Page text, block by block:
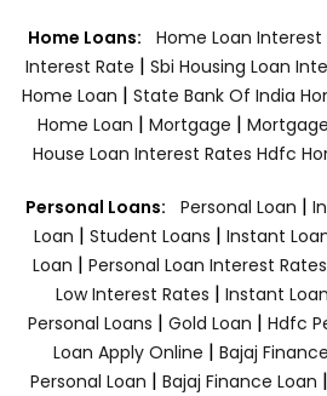
Home Loans: Home Loan Interest
Interest Rate | Sbi Housing Loan
Home Loan | State Bank Of India
Home Loan | Mortgage |
House Loan Interest Rates Hdfc
Personal Loans: Personal Loan |
Loan | Student Loans | Instant
Loan | Personal Loan Interest Rates
Low Interest Rates | Instant
Personal Loans | Gold Loan | Hdfc
Loan Apply Online | Bajaj
Personal Loan | Bajaj Finance Loan |